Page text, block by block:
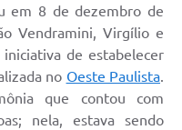
em 8 de dezembro de
Vendramini, Virgílio e
de estabelecer
no Oeste Paulista.
que contou com
nela, estava sendo